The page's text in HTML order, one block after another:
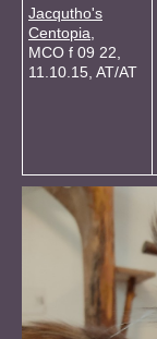
Jacqutho's
Centopia,
MCO f 09 22,
11.10.15, AT/AT